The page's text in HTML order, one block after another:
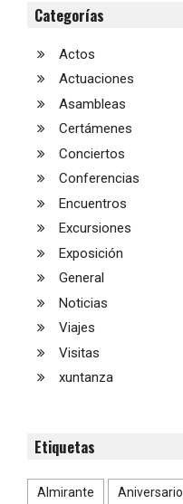
Categorías
Actos
Actuaciones
Asambleas
Certámenes
Conciertos
Conferencias
Encuentros
Excursiones
Exposición
General
Noticias
Viajes
Visitas
xuntanza
Etiquetas
Almirante Aniversario